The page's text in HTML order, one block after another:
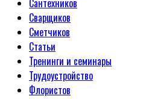
Сантехников
Сварщиков
Сметчиков
Статьи
Тренинги и семинары
Трудоустройство
Флористов